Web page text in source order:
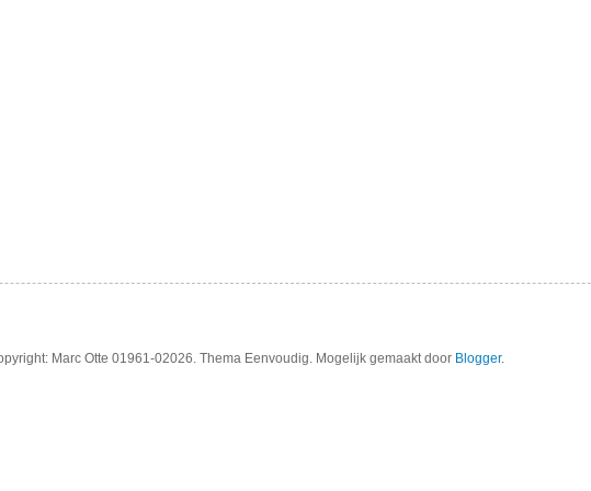
Marc Otte 01961-02026. Thema Eenvoudig. Mogelijk gemaakt door Blogger.